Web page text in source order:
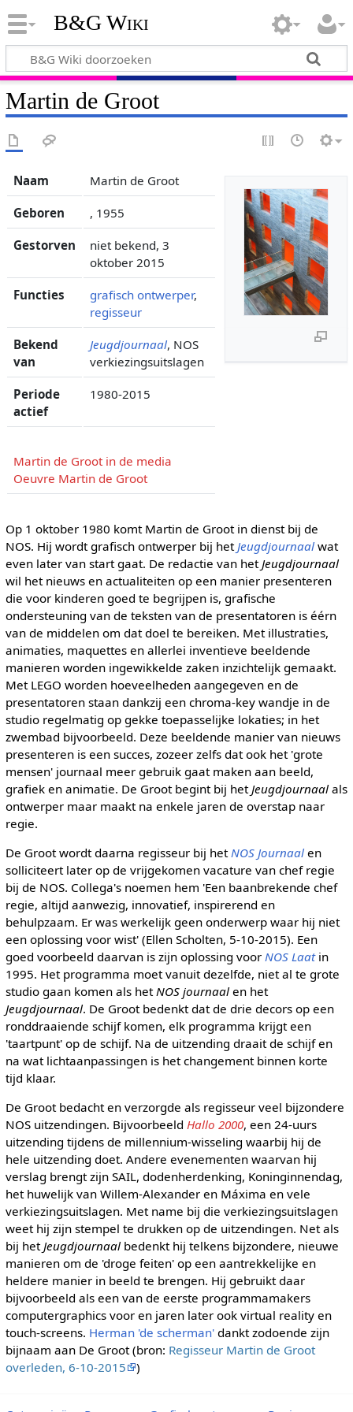
B&G Wiki
Martin de Groot
Naam Martin de Groot
Geboren , 1955
Gestorven
niet bekend, 3
oktober 2015
Functies grafisch ontwerper,
regisseur
Bekend
van
Jeugdjournaal, NOS
verkiezingsuitslagen
Periode
actief
1980-2015
Martin de Groot in de media
Oeuvre Martin de Groot
Op 1 oktober 1980 komt Martin de Groot in dienst bij de
NOS. Hij wordt grafisch ontwerper bij hetJeugdjournaalwat
even later van start gaat. De redactie van hetJeugdjournaal
wil het nieuws en actualiteiten op een manier presenteren
die voor kinderen goed te begrijpen is, grafische
ondersteuning van de teksten van de presentatoren is éérn
van de middelen om dat doel te bereiken. Met illustraties,
animaties, maquettes en allerlei inventieve beeldende
manieren worden ingewikkelde zaken inzichtelijk gemaakt.
Met LEGO worden hoeveelheden aangegeven en de
presentatoren staan dankzij een chroma-key wandje in de
studio regelmatig op gekke toepasselijke lokaties; in het
zwembad bijvoorbeeld. Deze beeldende manier van nieuws
presenteren is een succes, zozeer zelfs dat ook het 'grote
mensen' journaal meer gebruik gaat maken aan beeld,
grafiek en animatie. De Groot begint bij hetJeugdjournaalals
ontwerper maar maakt na enkele jaren de overstap naar
regie.
De Groot wordt daarna regisseur bij hetNOS Journaalen
solliciteert later op de vrijgekomen vacature van chef regie
bij de NOS. Collega's noemen hem 'Een baanbrekende chef
regie, altijd aanwezig, innovatief, inspirerend en
behulpzaam. Er was werkelijk geen onderwerp waar hij niet
een oplossing voor wist' (Ellen Scholten, 5-10-2015). Een
goed voorbeeld daarvan is zijn oplossing voor NOS Laatin
1995. Het programma moet vanuit dezelfde, niet al te grote
studio gaan komen als hetNOS journaalen het
Jeugdjournaal. De Groot bedenkt dat de drie decors op een
ronddraaiende schijf komen, elk programma krijgt een
'taartpunt' op de schijf. Na de uitzending draait de schijf en
na wat lichtaanpassingen is het changement binnen korte
tijd klaar.
De Groot bedacht en verzorgde als regisseur veel bijzondere
NOS uitzendingen. Bijvoorbeeld Hallo 2000, een 24-uurs
uitzending tijdens de millennium-wisseling waarbij hij de
hele uitzending doet. Andere evenementen waarvan hij
verslag brengt zijn SAIL, dodenherdenking, Koninginnendag,
het huwelijk van Willem-Alexander en Máxima en vele
verkiezingsuitslagen. Met name bij die verkiezingsuitslagen
weet hij zijn stempel te drukken op de uitzendingen. Net als
bij hetJeugdjournaalbedenkt hij telkens bijzondere, nieuwe
manieren om de 'droge feiten' op een aantrekkelijke en
heldere manier in beeld te brengen. Hij gebruikt daar
bijvoorbeeld als een van de eerste programmamakers
computergraphics voor en jaren later ook virtual reality en
touch-screens. Herman 'de scherman'dankt zodoende zijn
bijnaam aan De Groot (bron: Regisseur Martin de Groot
overleden, 6-10-2015
)